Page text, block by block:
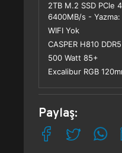
2TB M.2 SSD PCle
6400MB/s -
WIFI Yok
CASPER H810 DDR5
500 Watt 85+
Excalibur RGB
Paylaş: